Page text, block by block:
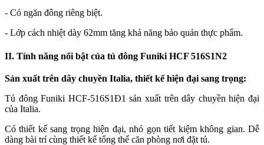
- Có ngăn đông riêng biệt.
- Lớp cách nhiệt dày 62mm tăng khả năng bảo quản thực phẩm.
II. Tính năng nổi bật của tủ đông Funiki HCF 516S1N2
Sản xuất trên dây chuyền Italia, thiết kế hiện đại sang trọng:
Tủ đông Funiki HCF-516S1Đ1 sản xuất trên dây chuyền hiện đại
của Italia.
Có thiết kế sang trọng hiện đại, nhỏ gọn tiết kiệm không gian. Dễ
dàng bài trí cùng thiết kế tổng thể căn phòng nơi đặt tủ.